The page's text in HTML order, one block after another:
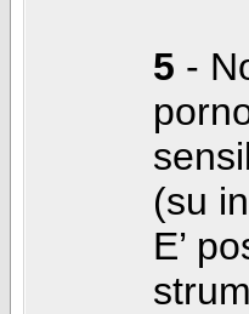
5 -
(su
E’